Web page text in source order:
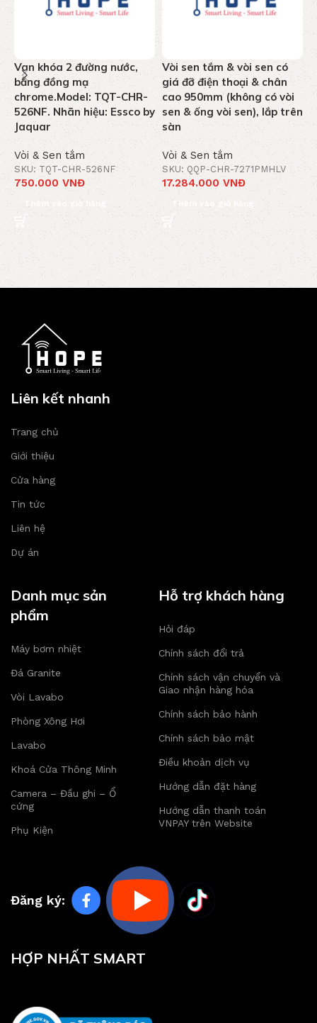
Van khóa 2 đường nước,
bằng đồng mạ
chrome.Model: TQT-CHR-
526NF. Nhãn hiệu: Essco by
Jaquar
Vòi & Sen tắm
SKU: TQT-CHR-526NF
750.000VNĐ
Thêm vào giỏ hàng
Vòi sen tắm & vòi sen có
giá đỡ điện thoại & chân
cao 950mm (không có vòi
sen & ống vòi sen), lắp trên
sàn
Vòi & Sen tắm
SKU: QQP-CHR-7271PMHLV
17.284.000 VNĐ
Thêm vào giỏ hàng
Liên kết nhanh
Trang chủ
Giới thiệu
Cửa hàng
Tin tức
Liên hệ
Dự án
Danh mục sản
phẩm
Máy bơm nhiệt
Đá Granite
Vòi Lavabo
Phòng Xông Hơi
Lavabo
Khoá Cửa Thông Minh
Camera – Đầu ghi – Ổ
cứng
Phụ Kiện
Hỗ trợ khách hàng
Hỏi đáp
Chính sách đổi trả
Chính sách vận chuyển và
Giao nhận hàng hóa
Chính sách bảo hành
Chính sách bảo mật
Điều khoản dịch vụ
Hướng dẫn đặt hàng
Hướng dẫn thanh toán
VNPAY trên Website
Đăng ký:
HỢP NHẤT SMART